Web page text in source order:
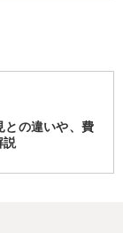
との違いや、費
説